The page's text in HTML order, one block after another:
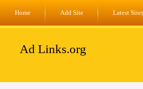
Home Add Site Latest Sites
Ad Links.org